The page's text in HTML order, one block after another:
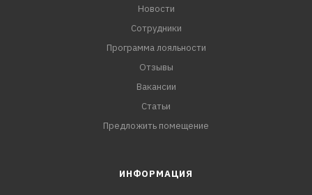
Новости
Сотрудники
Программа лояльности
Отзывы
Вакансии
Статьи
Предложить помещение
ИНФОРМАЦИЯ